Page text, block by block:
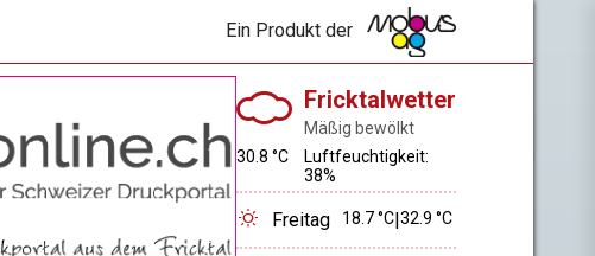
Ein Produkt der
Fricktalwetter
Mäßig bewölkt
30.8 °C
Luftfeuchtigkeit:
38%
Freitag 18.7 °C|32.9 °C